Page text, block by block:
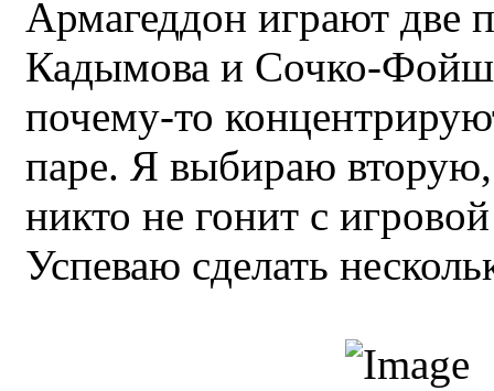
Армагеддон играют две
Кадымова и Сочко-
почему-то
паре. Я выбираю
никто не гонит с
Успеваю сделать